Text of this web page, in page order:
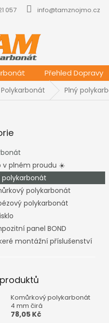
057 info@tamznojmo.cz
Přehled Dopravy
Polykarbonát Plný
v plném proudu ☀️
polykarbonát
polykarbonát
polykarbonát
panel BOND
montážní příslušenství
Komůrkový polykarbonát
4 mm čirá
78,05 Kč